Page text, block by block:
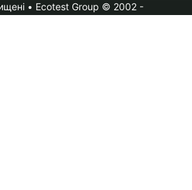
• Ecotest Group © 2002 -